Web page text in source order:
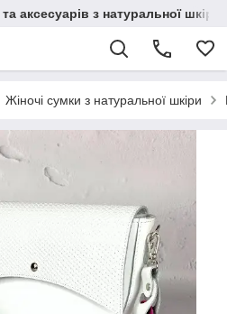
аксесуарів з натуральної шкіри.
Жіночі сумки з натуральної шкіри